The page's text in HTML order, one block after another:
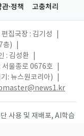
·정책 고충처리
편집국장 : 김기성
층)
: 김성환
서울종로 0676호
: 뉴스원코리아)
용 및 재배포, AI학습